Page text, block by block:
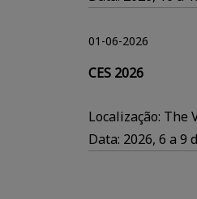
CES 2026
01-06-2026
Localização: The
Data: 2026, 6 a 9